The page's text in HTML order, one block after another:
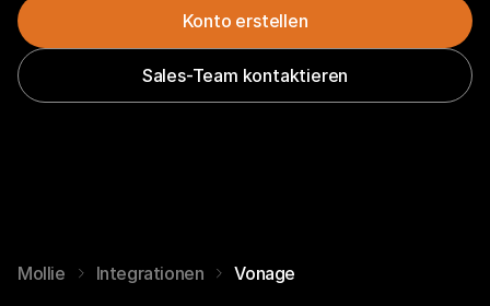
Konto erstellen
Sales-Team kontaktieren
Mollie Integrationen Vonage